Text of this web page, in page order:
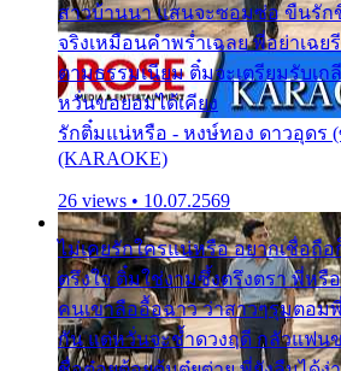
สาวบ้านนา แสนจะซอมซ่อ ขืนรัก
จริงเหมือนคำพร่ำเฉลย พี่อย่าเฉ
ตามธรรมเนียม ติ๋มจะเตรียมรับเ
หวั่นขอยอมได้เคียง
รักติ๋มแน่หรือ - หงษ์ทอง ดาวอุดร
(KARAOKE)
26 views • 10.07.2569
ไม่เคยรักใครแน่หรือ อยากเชื่อถื
ตรึงใจ ติ๋มใช่งามซึ้งตรึงตรา พี่หรื
คนเขาลืออื้อฉาว ว่าสาวๆรุมตอม
กัน แต่หวั่นจะช้ำดวงฤดี กลัวแฟ